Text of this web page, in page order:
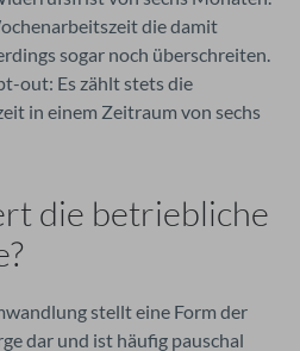
die damit
sogar noch überschreiten.
out: Es zählt stets die
in einem Zeitraum von sechs
die betriebliche
stellt eine Form der
dar und ist häufig pauschal